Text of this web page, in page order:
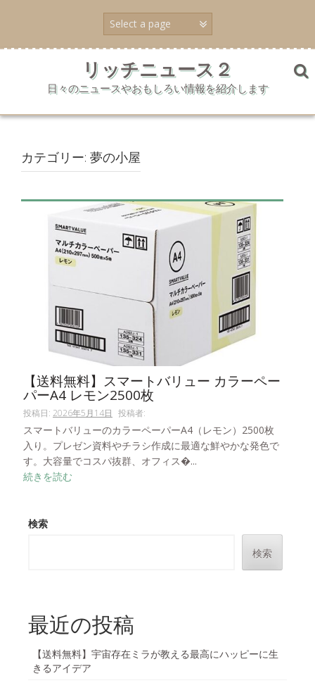
ン
ッ
リッチニュース２
日々のニュースやおもしろい情報を紹介します
カテゴリー: 夢の小屋
【送料無料】スマートバリュー カラーペー
パーA4 レモン2500枚
投稿日: 2026年5月14日 投稿者:
スマートバリューのカラーペーパーA4（レモン）2500枚
入り。プレゼン資料やチラシ作成に最適な鮮やかな発色で
す。大容量でコスパ抜群、オフィス�...
続きを読む
検索
検索
最近の投稿
【送料無料】宇宙存在ミラが教える最高にハッピーに生
きるアイデア